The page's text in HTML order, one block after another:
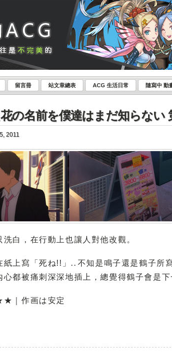
留言冊 站文章總表 ACG 生活日常 隨寫中 動
の名前を僕達はまだ知らない
2011
白，在行動上也讓人對他改觀。
紙上寫「死ね!!」.. 不知是鳴子還是鶴子所
心都被痛刺深深地插上，總覺得鶴子會是
作画は安定